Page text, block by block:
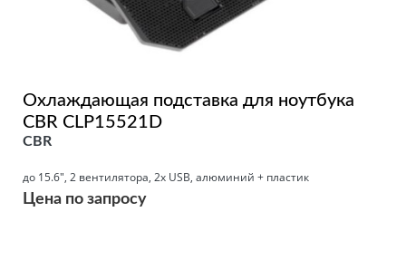
Охлаждающая подставка для ноутбука
CBR CLP15521D
CBR
до 15.6", 2 вентилятора, 2x USB, алюминий + пластик
Цена по запросу